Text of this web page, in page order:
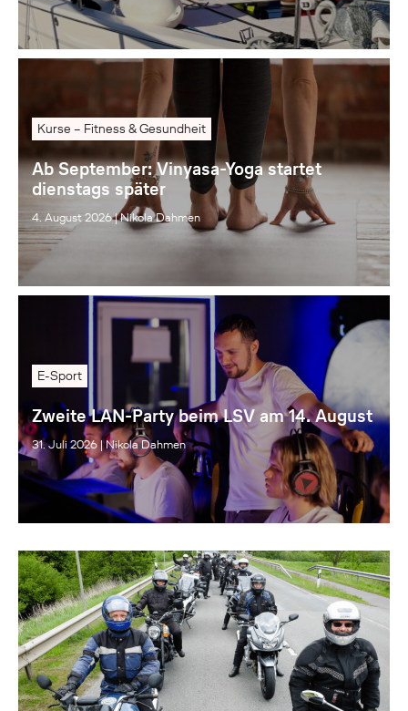
Kurse – Fitness & Gesundheit
Ab September: Vinyasa-Yoga startet
dienstags später
4. August 2026|Nikola Dahmen
E-Sport
Zweite LAN-Party beim LSV am 14. August
31. Juli 2026 |Nikola Dahmen